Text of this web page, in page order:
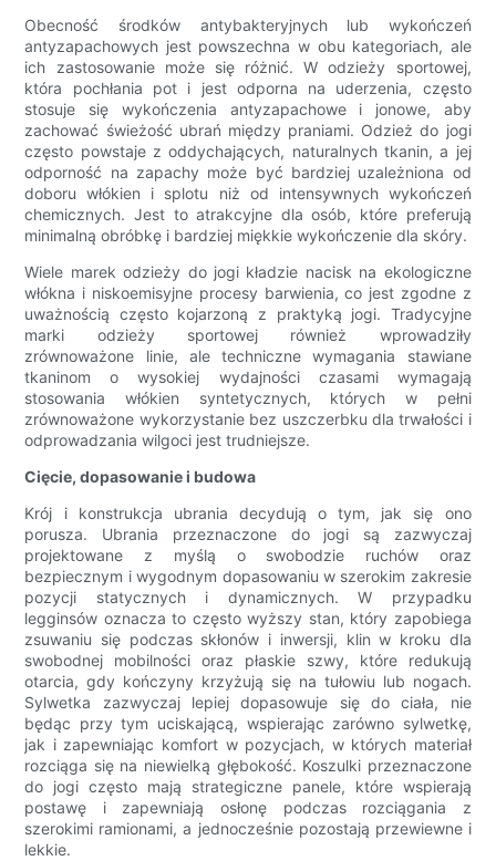
Obecność środków antybakteryjnych lub wykończeń
antyzapachowych jest powszechna w obu kategoriach, ale
ich zastosowanie może się różnić. W odzieży sportowej,
która pochłania pot i jest odporna na uderzenia, często
stosuje się wykończenia antyzapachowe i jonowe, aby
zachować świeżość ubrań między praniami. Odzież do jogi
często powstaje z oddychających, naturalnych tkanin, a jej
odporność na zapachy może być bardziej uzależniona od
doboru włókien i splotu niż od intensywnych wykończeń
chemicznych. Jest to atrakcyjne dla osób, które preferują
minimalną obróbkę i bardziej miękkie wykończenie dla skóry.
Wiele marek odzieży do jogi kładzie nacisk na ekologiczne
włókna i niskoemisyjne procesy barwienia, co jest zgodne z
uważnością często kojarzoną z praktyką jogi. Tradycyjne
marki odzieży sportowej również wprowadziły
zrównoważone linie, ale techniczne wymagania stawiane
tkaninom o wysokiej wydajności czasami wymagają
stosowania włókien syntetycznych, których w pełni
zrównoważone wykorzystanie bez uszczerbku dla trwałości i
odprowadzania wilgoci jest trudniejsze.
Cięcie, dopasowanie i budowa
Krój i konstrukcja ubrania decydują o tym, jak się ono
porusza. Ubrania przeznaczone do jogi są zazwyczaj
projektowane z myślą o swobodzie ruchów oraz
bezpiecznym i wygodnym dopasowaniu w szerokim zakresie
pozycji statycznych i dynamicznych. W przypadku
legginsów oznacza to często wyższy stan, który zapobiega
zsuwaniu się podczas skłonów i inwersji, klin w kroku dla
swobodnej mobilności oraz płaskie szwy, które redukują
otarcia, gdy kończyny krzyżują się na tułowiu lub nogach.
Sylwetka zazwyczaj lepiej dopasowuje się do ciała, nie
będąc przy tym uciskającą, wspierając zarówno sylwetkę,
jak i zapewniając komfort w pozycjach, w których materiał
rozciąga się na niewielką głębokość. Koszulki przeznaczone
do jogi często mają strategiczne panele, które wspierają
postawę i zapewniają osłonę podczas rozciągania z
szerokimi ramionami, a jednocześnie pozostają przewiewne i
lekkie.